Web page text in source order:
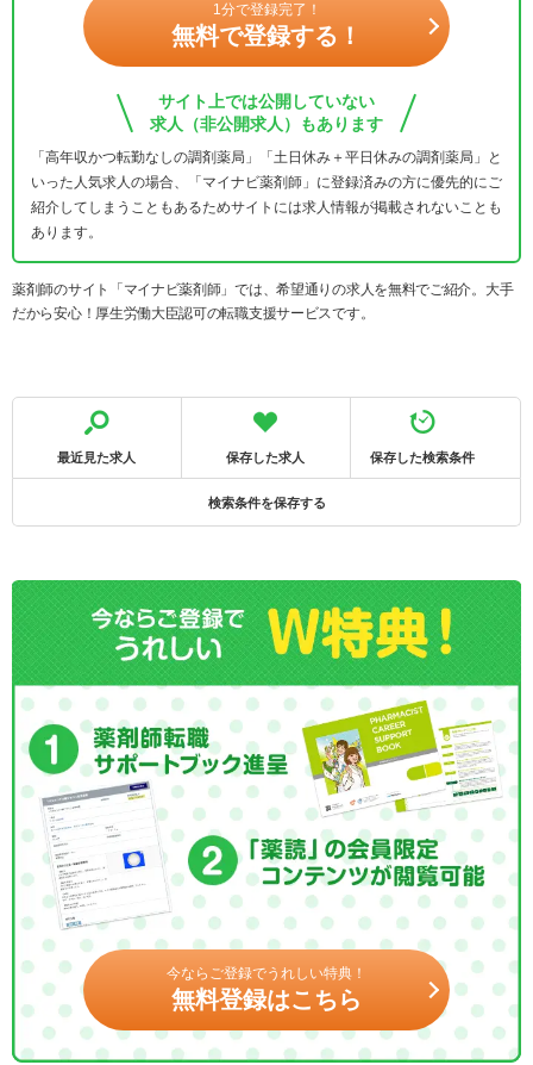
1分で登録完了！
無料で登録する！
サイト上では公開していない
求人（非公開求人）もあります
「高年収かつ転勤なしの調剤薬局」「土日休み＋平日休みの調剤薬局」と
いった人気求人の場合、「マイナビ薬剤師」に登録済みの方に優先的にご
紹介してしまうこともあるためサイトには求人情報が掲載されないことも
あります。
薬剤師のサイト「マイナビ薬剤師」では、希望通りの求人を無料でご紹介。大手
だから安心！厚生労働大臣認可の転職支援サービスです。
最近見た求人 保存した求人 保存した検索条件
検索条件を保存する
今ならご登録でうれしい特典！
無料登録はこちら